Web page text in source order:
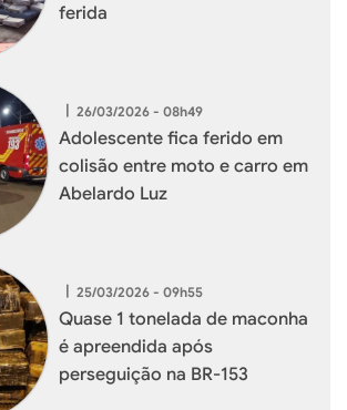
ferida
| 26/03/2026 - 08h49
Adolescente fica ferido em
colisão entre moto e carro em
Abelardo Luz
| 25/03/2026 - 09h55
Quase 1 tonelada de maconha
é apreendida após
perseguição na BR-153